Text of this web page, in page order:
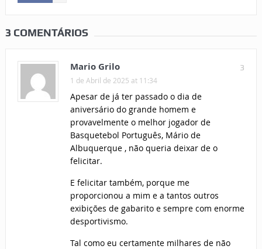
3 COMENTÁRIOS
3
Mario Grilo
1 de Abril de 2025 at 11:34
Apesar de já ter passado o dia de
aniversário do grande homem e
provavelmente o melhor jogador de
Basquetebol Português, Mário de
Albuquerque , não queria deixar de o
felicitar.
E felicitar também, porque me
proporcionou a mim e a tantos outros
exibições de gabarito e sempre com enorme
desportivismo.
Tal como eu certamente milhares de não